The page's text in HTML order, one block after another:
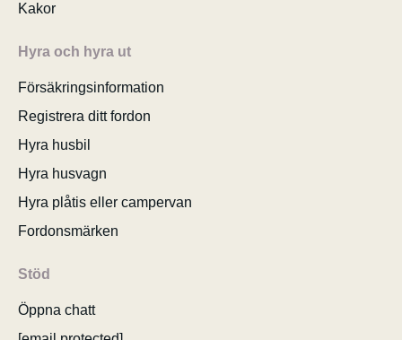
Kakor
Hyra och hyra ut
Försäkringsinformation
Registrera ditt fordon
Hyra husbil
Hyra husvagn
Hyra plåtis eller campervan
Fordonsmärken
Stöd
Öppna chatt